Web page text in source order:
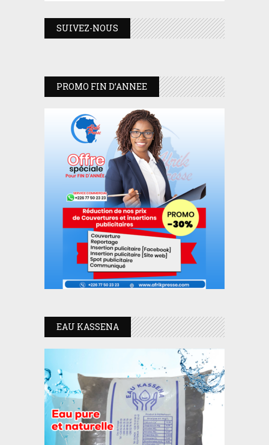
SUIVEZ-NOUS
PROMO FIN D’ANNEE
EAU KASSENA